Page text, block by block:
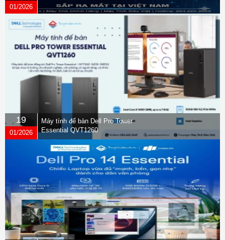
01/2026
19
01/2026
Máy tính để bàn Dell Pro Tower
Essential QVT1260